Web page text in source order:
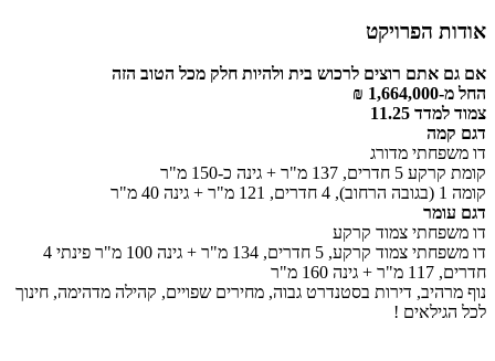
אודות הפרויקט
אם גם אתם רוצים לרכוש בית ולהיות חלק מכל הטוב הזה
החל מ-1,664,000 ₪
צמוד למדד 11.25
דגם קמה
דו משפחתי מדורג
קומת קרקע 5 חדרים, 137 מ"ר + גינה כ-150 מ"ר
קומה 1 (בגובה הרחוב), 4 חדרים, 121 מ"ר + גינה 40 מ"ר
דגם עומר
דו משפחתי צמוד קרקע
דו משפחתי צמוד קרקע, 5 חדרים, 134 מ"ר + גינה 100 מ"ר פינתי 4
חדרים, 117 מ"ר + גינה 160 מ"ר
נוף מרהיב, דירות בסטנדרט גבוה, מחירים שפויים, קהילה מדהימה, חינוך
לכל הגילאים !